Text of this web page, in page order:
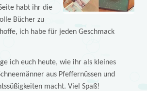
habt ihr die
Bücher zu
ich habe für jeden Geschmack
ich euch heute, wie ihr als kleines
aus Pfeffernüssen und
macht. Viel Spaß!